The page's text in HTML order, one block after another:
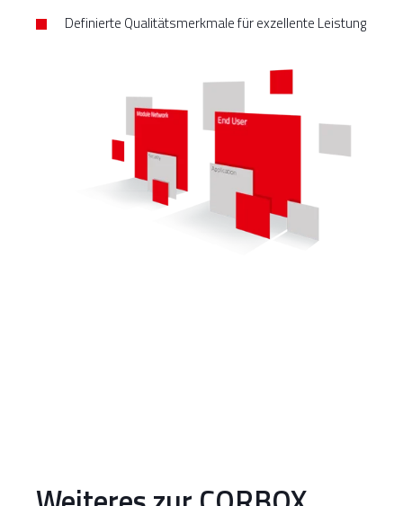
Definierte Qualitätsmerkmale für exzellente Leistung